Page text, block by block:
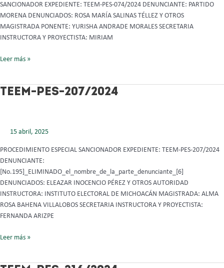
SANCIONADOR EXPEDIENTE: TEEM-PES-074/2024 DENUNCIANTE: PARTIDO
MORENA DENUNCIADOS: ROSA MARÍA SALINAS TÉLLEZ Y OTROS
MAGISTRADA PONENTE: YURISHA ANDRADE MORALES SECRETARIA
INSTRUCTORA Y PROYECTISTA: MIRIAM
Leer más »
TEEM-PES-207/2024
15 abril, 2025
PROCEDIMIENTO ESPECIAL SANCIONADOR EXPEDIENTE: TEEM-PES-207/2024
DENUNCIANTE:
[No.195]_ELIMINADO_el_nombre_de_la_parte_denunciante_[6]
DENUNCIADOS: ELEAZAR INOCENCIO PÉREZ Y OTROS AUTORIDAD
INSTRUCTORA: INSTITUTO ELECTORAL DE MICHOACÁN MAGISTRADA: ALMA
ROSA BAHENA VILLALOBOS SECRETARIA INSTRUCTORA Y PROYECTISTA:
FERNANDA ARIZPE
TEEM-
Leer más »